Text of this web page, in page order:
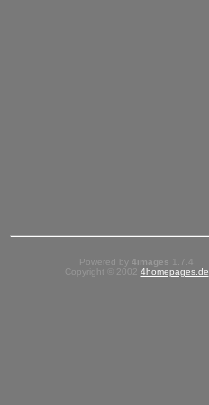
Powered by 4images 1.7.4
Copyright © 2002 4homepages.de